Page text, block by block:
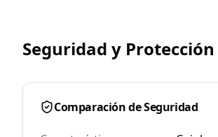
Seguridad y Protección
Comparación de Seguridad